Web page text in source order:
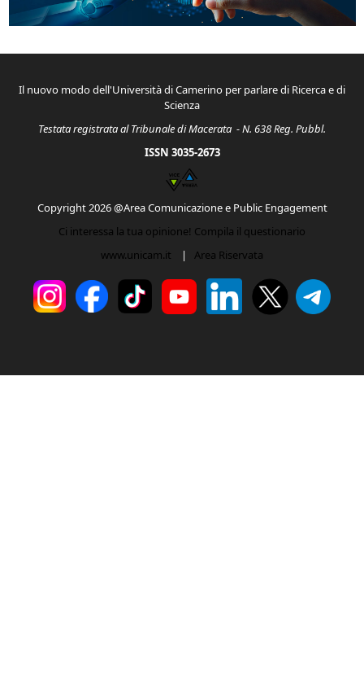
Il nuovo modo dell'Università di Camerino per parlare di Ricerca e di
Scienza
Testata registrata al Tribunale di Macerata - N. 638 Reg. Pubbl.
ISSN 3035-2673
Copyright 2026 @Area Comunicazione e Public Engagement
Ci interessa la tua opinione! Compila il questionario
www.unicam.it | Area Riservata